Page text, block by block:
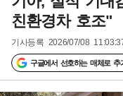
친환경차 호조"
기사등록 2026/07/08
구글에서 선호하는 매체로 추